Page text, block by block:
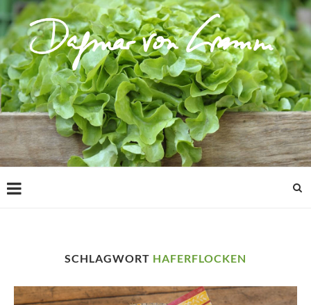
SCHLAGWORT HAFERFLOCKEN